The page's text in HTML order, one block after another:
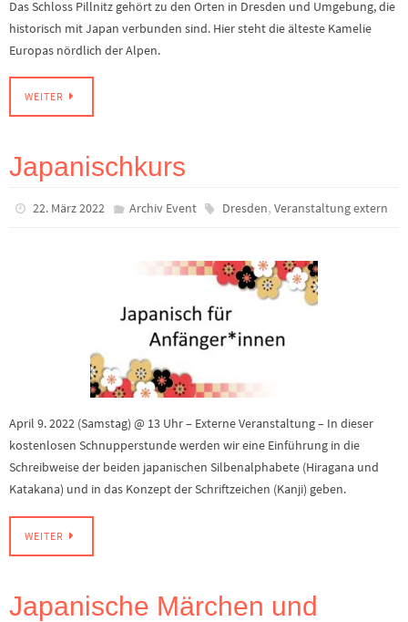
Das Schloss Pillnitz gehört zu den Orten in Dresden und Umgebung, die
historisch mit Japan verbunden sind. Hier steht die älteste Kamelie
Europas nördlich der Alpen.
WEITER
Japanischkurs
22. März 2022 Archiv Event Dresden, Veranstaltung extern
April 9. 2022 (Samstag) @ 13 Uhr – Externe Veranstaltung – In dieser
kostenlosen Schnupperstunde werden wir eine Einführung in die
Schreibweise der beiden japanischen Silbenalphabete (Hiragana und
Katakana) und in das Konzept der Schriftzeichen (Kanji) geben.
WEITER
Japanische Märchen und